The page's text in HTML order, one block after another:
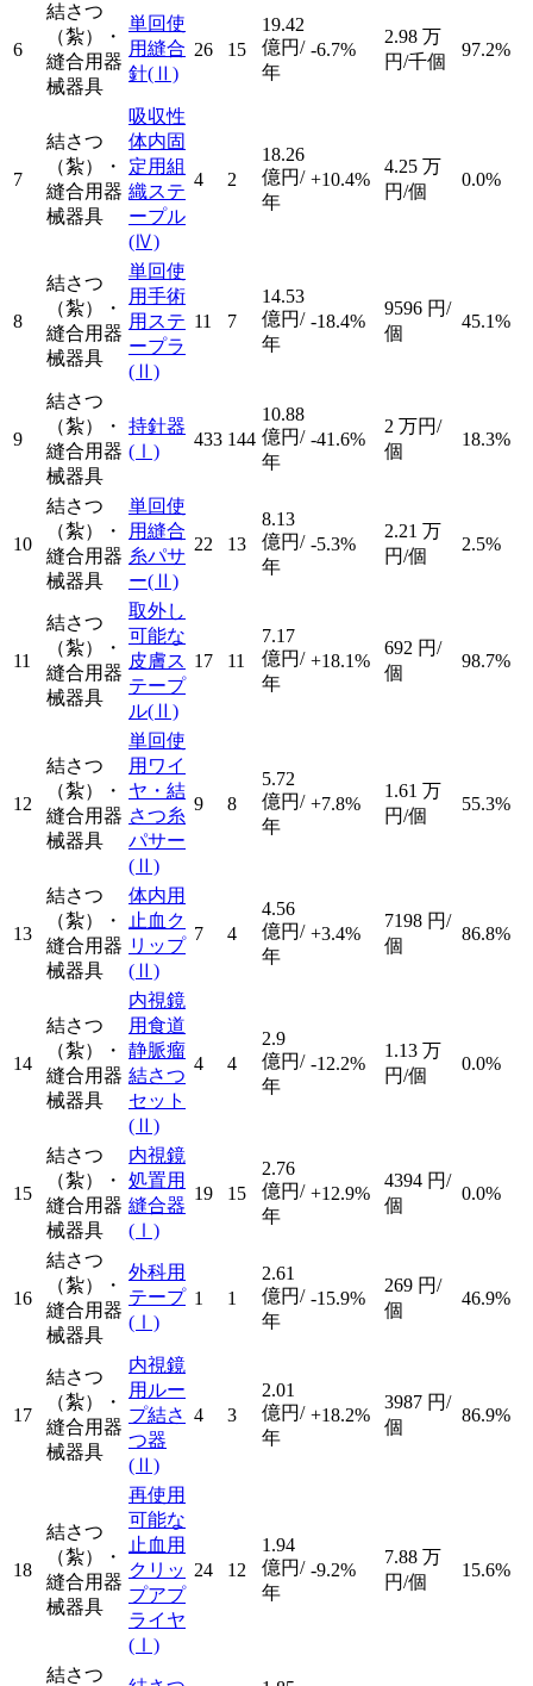
6
結さつ
（紮）・
縫合用器
械器具
単回使
用縫合
針(Ⅱ)
26 15
19.42
億円/
年
-6.7%
2.98 万
円/千個
97.2%
7
結さつ
（紮）・
縫合用器
械器具
吸収性
体内固
定用組
織ステ
ープル
(Ⅳ)
4 2
18.26
億円/
年
+10.4%
4.25 万
円/個
0.0%
8
結さつ
（紮）・
縫合用器
械器具
単回使
用手術
用ステ
ープラ
(Ⅱ)
11 7
14.53
億円/
年
-18.4%
9596 円/
個
45.1%
9
結さつ
（紮）・
縫合用器
械器具
持針器
(Ⅰ)
433 144
10.88
億円/
年
-41.6%
2 万円/
個
18.3%
10
結さつ
（紮）・
縫合用器
械器具
単回使
用縫合
糸パサ
ー(Ⅱ)
22 13
8.13
億円/
年
-5.3%
2.21 万
円/個
2.5%
11
結さつ
（紮）・
縫合用器
械器具
取外し
可能な
皮膚ス
テープ
ル(Ⅱ)
17 11
7.17
億円/
年
+18.1%
692 円/
個
98.7%
12
結さつ
（紮）・
縫合用器
械器具
単回使
用ワイ
ヤ・結
さつ糸
パサー
(Ⅱ)
9 8
5.72
億円/
年
+7.8%
1.61 万
円/個
55.3%
13
結さつ
（紮）・
縫合用器
械器具
体内用
止血ク
リップ
(Ⅱ)
7 4
4.56
億円/
年
+3.4%
7198 円/
個
86.8%
14
結さつ
（紮）・
縫合用器
械器具
内視鏡
用食道
静脈瘤
結さつ
セット
(Ⅱ)
4 4
2.9
億円/
年
-12.2%
1.13 万
円/個
0.0%
15
結さつ
（紮）・
縫合用器
械器具
内視鏡
処置用
縫合器
(Ⅰ)
19 15
2.76
億円/
年
+12.9%
4394 円/
個
0.0%
16
結さつ
（紮）・
縫合用器
械器具
外科用
テープ
(Ⅰ)
1 1
2.61
億円/
年
-15.9%
269 円/
個
46.9%
17
結さつ
（紮）・
縫合用器
械器具
内視鏡
用ルー
プ結さ
つ器
(Ⅱ)
4 3
2.01
億円/
年
+18.2%
3987 円/
個
86.9%
18
結さつ
（紮）・
縫合用器
械器具
再使用
可能な
止血用
クリッ
プアプ
ライヤ
(Ⅰ)
24 12
1.94
億円/
年
-9.2%
7.88 万
円/個
15.6%
結さつ